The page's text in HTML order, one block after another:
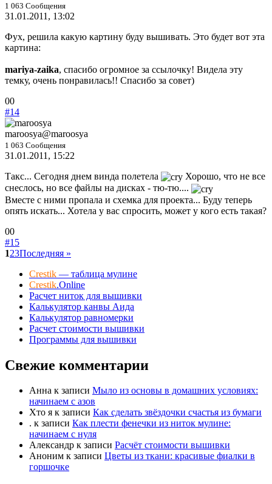
1 063 Сообщения
31.01.2011, 13:02
Фух, решила какую картину буду вышивать. Это будет вот эта
картина:
mariya-zaika, спасибо огромное за ссылочку! Видела эту
темку, очень понравилась!! Спасибо за совет)
Голосуйте
-
палец
вниз.
0Голосуйте
-
палец
вверх.
0
#14
maroosya@maroosya
1 063 Сообщения
31.01.2011, 15:22
Такс... Сегодня днем винда полетела
Хорошо, что не все
снеслось, но все файлы на дисках - тю-тю....
Вместе с ними пропала и схемка для проекта... Буду теперь
опять искать... Хотела у вас спросить, может у кого есть такая?
Голосуйте
-
палец
0Голосуйте
-
палец
0
#15
123Последняя »
Crestik — таблица мулине
Crestik.Online
Расчет ниток для вышивки
Калькулятор канвы Аида
Калькулятор равномерки
Расчет стоимости вышивки
Программы для вышивки
Свежие комментарии
Анна к записи Мыло из основы в домашних условиях:
начинаем с азов
Хто я к записи Как сделать звёздочки счастья из бумаги
. к записи Как плести фенечки из ниток мулине:
начинаем с нуля
Александр к записи Расчёт стоимости вышивки
Аноним к записи Цветы из ткани: красивые фиалки в
горшочке